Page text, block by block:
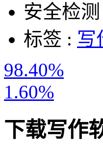
安全检测
标签 : 写
98.40%
1.60%
下载写作